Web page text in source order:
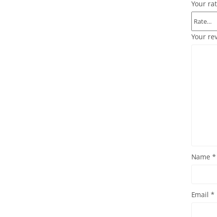
Your
Your
Name*
Email*